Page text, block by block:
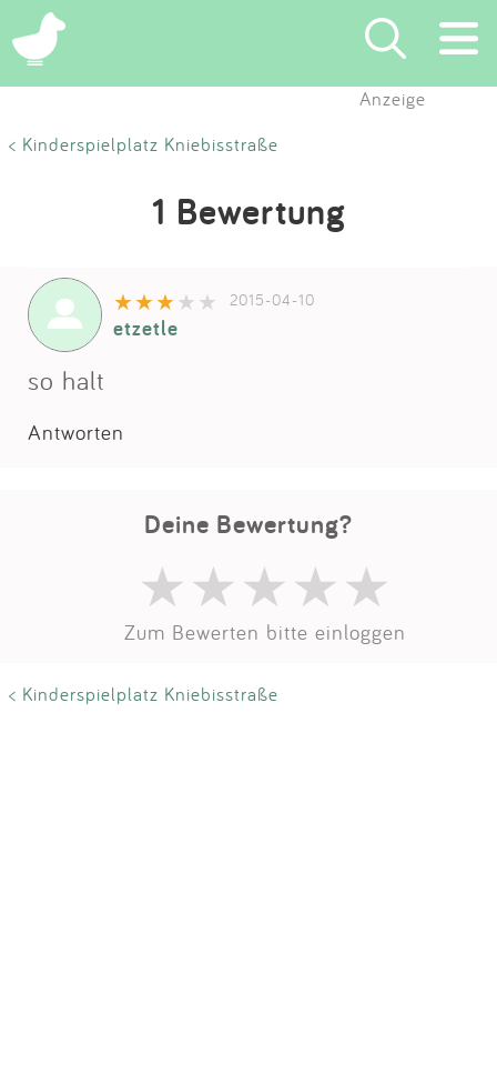
Suchen
Eintragen
Anmelden
Anzeige
< Kinderspielplatz Kniebisstraße
1 Bewertung
2015-04-10
etzetle
so halt
Antworten
Deine Bewertung?
Zum Bewerten bitte einloggen
< Kinderspielplatz Kniebisstraße